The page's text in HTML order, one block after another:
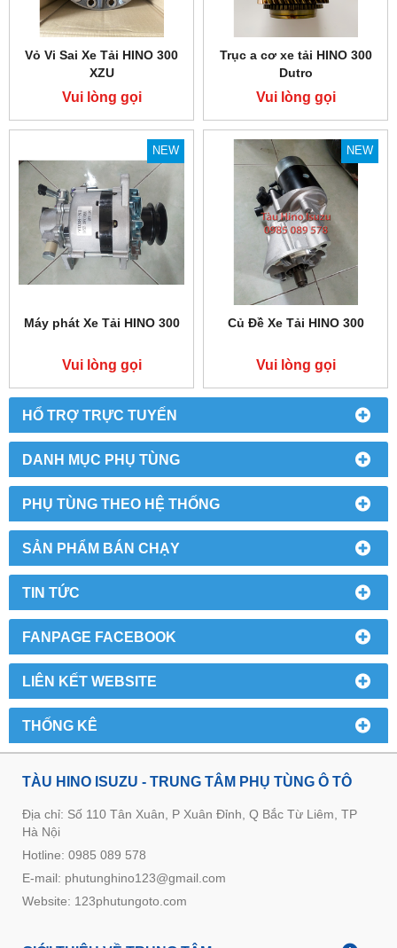
HỔ TRỢ TRỰC TUYẾN
DANH MỤC PHỤ TÙNG
PHỤ TÙNG THEO HỆ THỐNG
SẢN PHẨM BÁN CHẠY
TIN TỨC
FANPAGE FACEBOOK
LIÊN KẾT WEBSITE
THỐNG KÊ
Vỏ Vi Sai Xe Tải HINO 300
XZU
Vui lòng gọi
Trục a cơ xe tải HINO 300
Dutro
Vui lòng gọi
NEW
Máy phát Xe Tải HINO 300
Vui lòng gọi
NEW
Củ Đề Xe Tải HINO 300
Vui lòng gọi
TÀU HINO ISUZU - TRUNG TÂM PHỤ TÙNG Ô TÔ
Địa chỉ: Số 110 Tân Xuân, P Xuân Đỉnh, Q Bắc Từ Liêm, TP
Hà Nội
Hotline: 0985 089 578
E-mail: phutunghino123@gmail.com
Website: 123phutungoto.com